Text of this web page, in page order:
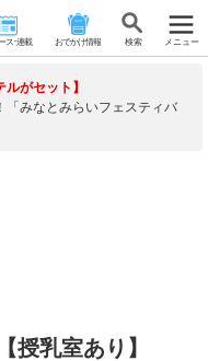
ス･連載 おでかけ情報 検 索 メニュー
ルがセット】
「みなとみらいフェスティバ
授乳室あり】